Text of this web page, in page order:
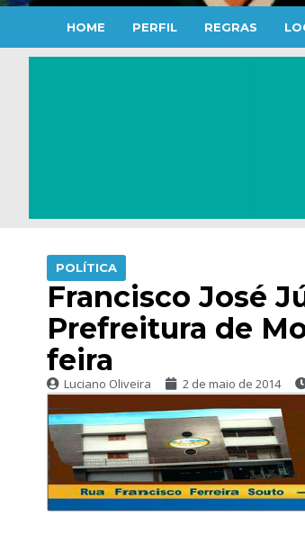
HOME PERFIL REGRAS
POLÍTICA
Francisco José
Prefreitura de
feira
Luciano Oliveira 2 de maio de 2014